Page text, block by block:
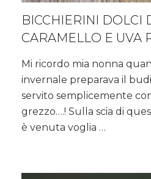
BICCHIERINI DOLCI
CARAMELLO E UVA
Mi ricordo mia nonna
invernale preparava il
servito semplicemente
grezzo….! Sulla scia di
è venuta voglia …